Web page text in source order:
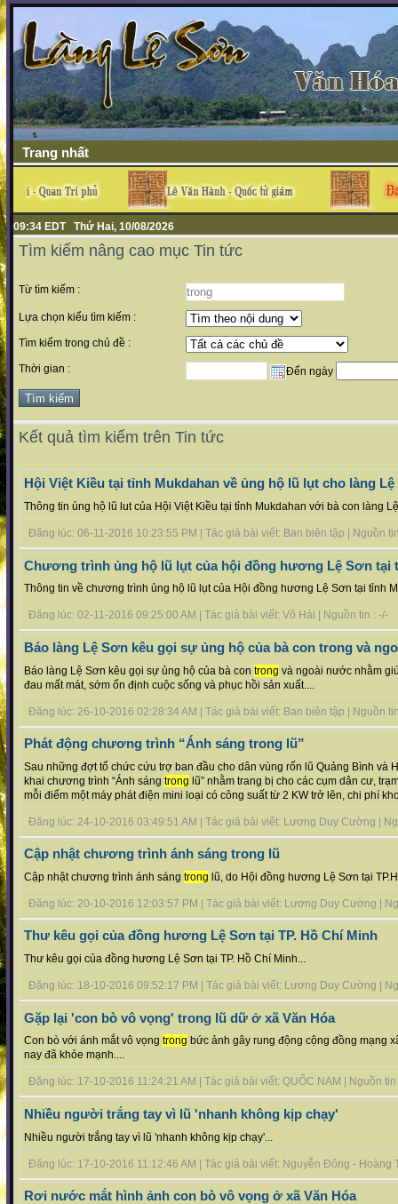
Trang nhất
09:34 EDT Thứ Hai, 10/08/2026
Tìm kiếm nâng cao mục Tin tức
Từ tìm kiếm :
Lựa chọn kiểu tìm kiếm :
Tìm kiếm trong chủ đề :
Thời gian : Đến ngày
Kết quả tìm kiếm trên Tin tức
Hội Việt Kiều tại tỉnh Mukdahan về ủng hộ lũ lụt cho làng
Thông tin ủng hộ lũ lut của Hội Việt Kiều tại tỉnh Mukdahan với bà con làng
Đăng lúc: 06-11-2016 10:23:55 PM | Tác giả bài viết: Ban biên tập | Nguồn
Chương trình ủng hộ lũ lụt của hội đồng hương Lệ Sơn tại
Thông tin về chương trình ủng hộ lũ lụt của Hội đồng hương Lệ Sơn tại tỉnh
Đăng lúc: 02-11-2016 09:25:00 AM | Tác giả bài viết: Võ Hải | Nguồn tin : -/-
Báo làng Lệ Sơn kêu gọi sự ủng hộ của bà con trong và
Báo làng Lệ Sơn kêu gọi sự ủng hộ của bà con trong và ngoài nước nhằm
đau mất mát, sớm ổn định cuộc sống và phục hồi sản xuất....
Đăng lúc: 26-10-2016 02:28:34 AM | Tác giả bài viết: Ban biên tập | Nguồn
Phát động chương trình “Ánh sáng trong lũ”
Sau những đợt tổ chức cứu trợ ban đầu cho dân vùng rốn lũ Quảng Bình và
khai chương trình “Ánh sáng trong lũ” nhằm trang bị cho các cụm dân cư,
mỗi điểm một máy phát điện mini loại có công suất từ 2 KW trở lên, chi phí
Đăng lúc: 24-10-2016 03:49:51 AM | Tác giả bài viết: Lương Duy Cường |
Cập nhật chương trình ánh sáng trong lũ
Cập nhật chương trình ánh sáng trong lũ, do Hội đồng hương Lệ Sơn tại
Đăng lúc: 20-10-2016 12:03:57 PM | Tác giả bài viết: Lương Duy Cường |
Thư kêu gọi của đồng hương Lệ Sơn tại TP. Hồ Chí Minh
Thư kêu gọi của đồng hương Lệ Sơn tại TP. Hồ Chí Minh...
Đăng lúc: 18-10-2016 09:52:17 PM | Tác giả bài viết: Lương Duy Cường |
Gặp lại 'con bò vô vọng' trong lũ dữ ở xã Văn Hóa
Con bò với ánh mắt vô vọng trong bức ảnh gây rung động cộng đồng mạng
nay đã khỏe mạnh....
Đăng lúc: 17-10-2016 11:24:21 AM | Tác giả bài viết: QUỐC NAM | Nguồn
Nhiều người trắng tay vì lũ 'nhanh không kịp chạy'
Nhiều người trắng tay vì lũ 'nhanh không kịp chạy'...
Đăng lúc: 17-10-2016 11:12:46 AM | Tác giả bài viết: Nguyễn Đông - Hoàng
Rơi nước mắt hình ảnh con bò vô vọng ở xã Văn Hóa